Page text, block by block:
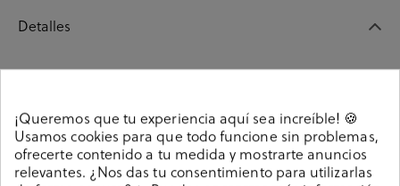
Detalles
Referencia 202481
¡Queremos que tu experiencia aquí sea increíble! 🍪
Usamos cookies para que todo funcione sin problemas,
ofrecerte contenido a tu medida y mostrarte anuncios
relevantes. ¿Nos das tu consentimiento para utilizarlas